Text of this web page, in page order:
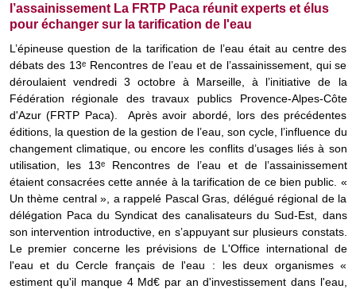
l’assainissement La FRTP Paca réunit experts et élus
pour échanger sur la tarification de l'eau
L’épineuse question de la tarification de l’eau était au centre des
débats des 13ᵉ Rencontres de l’eau et de l’assainissement, qui se
déroulaient vendredi 3 octobre à Marseille, à l’initiative de la
Fédération régionale des travaux publics Provence-Alpes-Côte
d'Azur (FRTP Paca). Après avoir abordé, lors des précédentes
éditions, la question de la gestion de l’eau, son cycle, l’influence du
changement climatique, ou encore les conflits d’usages liés à son
utilisation, les 13ᵉ Rencontres de l’eau et de l’assainissement
étaient consacrées cette année à la tarification de ce bien public. «
Un thème central », a rappelé Pascal Gras, délégué régional de la
délégation Paca du Syndicat des canalisateurs du Sud-Est, dans
son intervention introductive, en s’appuyant sur plusieurs constats.
Le premier concerne les prévisions de L'Office international de
l'eau et du Cercle français de l'eau : les deux organismes «
estiment qu'il manque 4 Md€ par an d'investissement dans l'eau,